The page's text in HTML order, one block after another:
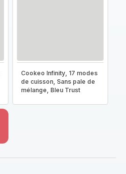
Cookeo Infinity, 17 modes
de cuisson, Sans pale de
mélange, Bleu Trust